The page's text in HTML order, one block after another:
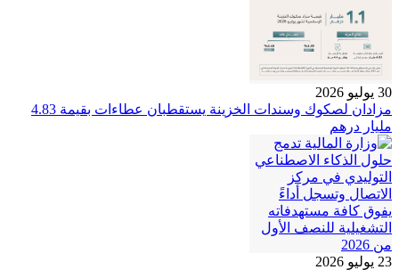
30 يوليو 2026
مزادان لصكوك وسندات الخزينة يستقطبان عطاءات بقيمة 4.83
مليار درهم
23 يوليو 2026